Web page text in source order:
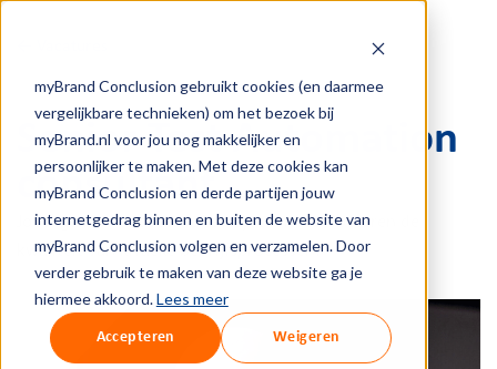
myBrand Conclusion gebruikt cookies (en daarmee
vergelijkbare technieken) om het bezoek bij
myBrand.nl voor jou nog makkelijker en
persoonlijker te maken. Met deze cookies kan
myBrand Conclusion en derde partijen jouw
internetgedrag binnen en buiten de website van
myBrand Conclusion volgen en verzamelen. Door
verder gebruik te maken van deze website ga je
hiermee akkoord.Lees meer
Accepteren Weigeren
Senior Test Automation
consultant
Jouw geautomatiseerde testsystemen verbeteren de
kwaliteit van kritieke bedrijfsprocessen.